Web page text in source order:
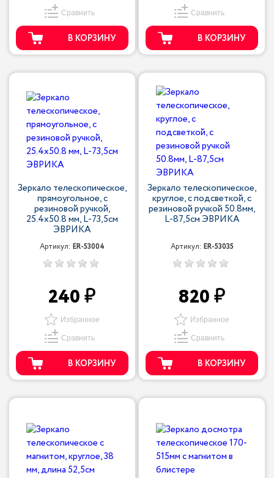
Сравнить
В КОРЗИНУ
Сравнить
В КОРЗИНУ
Зеркало телескопическое,
прямоугольное, с
резиновой ручкой,
25.4х50.8 мм, L-73,5см
ЭВРИКА
Артикул: ER-53004
240
Избранное
Сравнить
В КОРЗИНУ
Зеркало телескопическое,
круглое, с подсветкой, с
резиновой ручкой 50.8мм,
L-87,5см ЭВРИКА
Артикул: ER-53035
820
Избранное
Сравнить
В КОРЗИНУ